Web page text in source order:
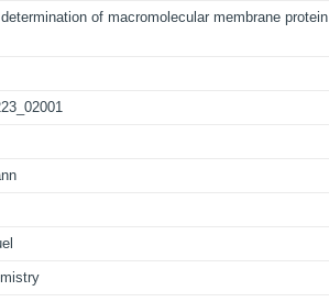
of macromolecular membrane protein